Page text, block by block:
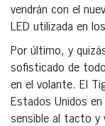
vendrán con el
LED utilizada en
Por último, y
sofisticado de
en el volante. El
Estados Unidos
sensible al tacto y